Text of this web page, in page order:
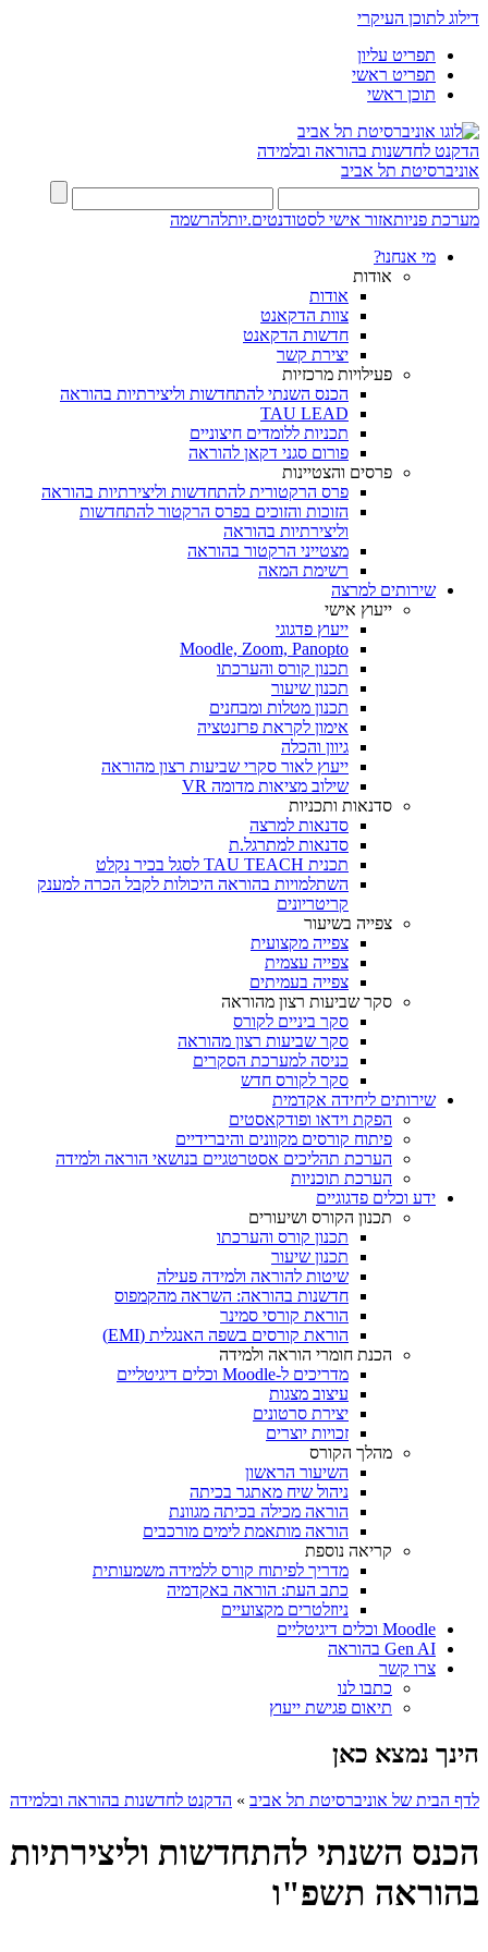
דילוג לתוכן העיקרי
תפריט עליון
תפריט ראשי
תוכן ראשי
הדקנט לחדשנות בהוראה ובלמידה
אוניברסיטת תל אביב
מערכת פניותאזור אישי לסטודנטים.יותלהרשמה
מי אנחנו?
אודות
אודות
צוות הדקאנט
חדשות הדקאנט
יצירת קשר
פעילויות מרכזיות
הכנס השנתי להתחדשות וליצירתיות בהוראה
TAU LEAD
תכניות ללומדים חיצוניים
פורום סגני דקאן להוראה
פרסים והצטיינות
פרס הרקטורית להתחדשות וליצירתיות בהוראה
הזוכות והזוכים בפרס הרקטור להתחדשות
וליצירתיות בהוראה
מצטייני הרקטור בהוראה
רשימת המאה
שירותים למרצה
ייעוץ אישי
ייעוץ פדגוגי
Moodle, Zoom, Panopto
תכנון קורס והערכתו
תכנון שיעור
תכנון מטלות ומבחנים
אימון לקראת פרזנטציה
גיוון והכלה
ייעוץ לאור סקרי שביעות רצון מהוראה
שילוב מציאות מדומה VR
סדנאות ותכניות
סדנאות למרצה
סדנאות למתרגל.ת
תכנית TAU TEACH לסגל בכיר נקלט
השתלמויות בהוראה היכולות לקבל הכרה למענק
קריטריונים
צפייה בשיעור
צפייה מקצועית
צפייה עצמית
צפייה בעמיתים
סקר שביעות רצון מהוראה
סקר ביניים לקורס
סקר שביעות רצון מהוראה
כניסה למערכת הסקרים
סקר לקורס חדש
שירותים ליחידה אקדמית
הפקת וידאו ופודקאסטים
פיתוח קורסים מקוונים והיברידיים
הערכת תהליכים אסטרטגיים בנושאי הוראה ולמידה
הערכת תוכניות
ידע וכלים פדגוגיים
תכנון הקורס ושיעורים
תכנון קורס והערכתו
תכנון שיעור
שיטות להוראה ולמידה פעילה
חדשנות בהוראה: השראה מהקמפוס
הוראת קורסי סמינר
הוראת קורסים בשפה האנגלית (EMI)
הכנת חומרי הוראה ולמידה
מדריכים ל-Moodle וכלים דיגיטליים
עיצוב מצגות
יצירת סרטונים
זכויות יוצרים
מהלך הקורס
השיעור הראשון
ניהול שיח מאתגר בכיתה
הוראה מכילה בכיתה מגוונת
הוראה מותאמת לימים מורכבים
קריאה נוספת
מדריך לפיתוח קורס ללמידה משמעותית
כתב העת: הוראה באקדמיה
ניוזלטרים מקצועיים
Moodle וכלים דיגיטליים
Gen AI בהוראה
צרו קשר
כתבו לנו
תיאום פגישת ייעוץ
הינך נמצא כאן
לדף הבית של אוניברסיטת תל אביב » הדקנט לחדשנות בהוראה ובלמידה
הכנס השנתי להתחדשות וליצירתיות
בהוראה תשפ"ו